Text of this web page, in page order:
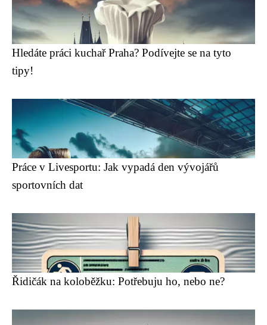
Hledáte práci kuchař Praha? Podívejte se na tyto
tipy!
Práce v Livesportu: Jak vypadá den vývojářů
sportovních dat
Řidičák na koloběžku: Potřebuju ho, nebo ne?